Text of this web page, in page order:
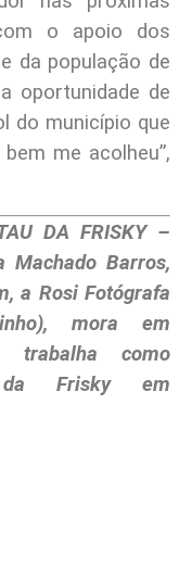
o apoio dos
da população de
oportunidade de
do município que
me acolheu”,
DA FRISKY –
Machado Barros,
a Rosi Fotógrafa
mora em
trabalha como
da Frisky em